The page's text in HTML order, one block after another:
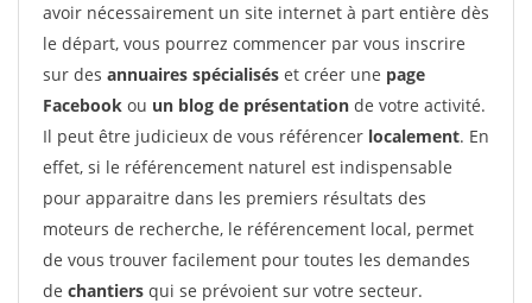
avoir nécessairement un site internet à part entière dès
le départ, vous pourrez commencer par vous inscrire
sur des annuaires spécialisés et créer une page
Facebook ou un blog de présentation de votre activité.
Il peut être judicieux de vous référencer localement. En
effet, si le référencement naturel est indispensable
pour apparaitre dans les premiers résultats des
moteurs de recherche, le référencement local, permet
de vous trouver facilement pour toutes les demandes
de chantiers qui se prévoient sur votre secteur.